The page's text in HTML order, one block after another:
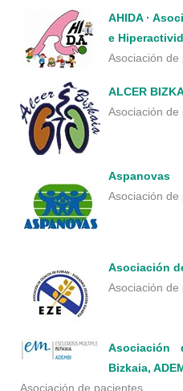
AHIDA ·
e
Asociación de
ALCER
Asociación de
Aspanovas
Asociación de
Asociación
Asociación de
Asociación
Bizkaia,
Asociación de pacientes